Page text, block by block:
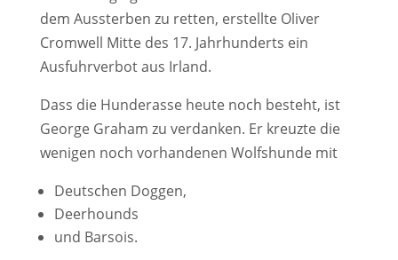
dem Aussterben zu retten, erstellte Oliver
Cromwell Mitte des 17. Jahrhunderts ein
Ausfuhrverbot aus Irland.
Dass die Hunderasse heute noch besteht, ist
George Graham zu verdanken. Er kreuzte die
wenigen noch vorhandenen Wolfshunde mit
Deutschen Doggen,
Deerhounds
und Barsois.